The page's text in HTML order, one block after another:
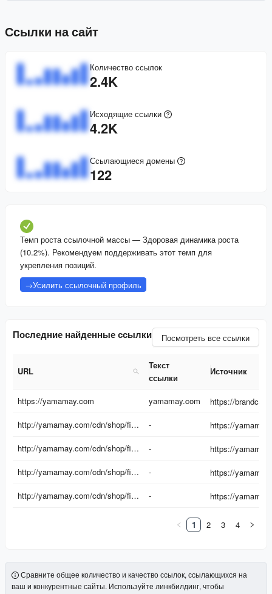
Ссылки на сайт
Количество ссылок
2.4K
Исходящие ссылки
4.2K
Ссылающиеся домены
122
Темп роста ссылочной массы — Здоровая динамика роста
(10.2%). Рекомендуем поддерживать этот темп для
укрепления позиций.
→Усилить ссылочный профиль
Последние найденные ссылки Посмотреть все ссылки
URL
Текст
ссылки
Источник
URL
ссылки
Источник
https://yamamay.com yamamay.com
http://yamamay.com/cdn/shop/files/LSOD191002063_06_3d3d183d-6980-4074-b16c-d92a9f3d9657.jpg?v=1776105628&width=1920 -
http://yamamay.com/cdn/shop/files/IPUD191008109_06_ceb4eef2-cd03-47b3-900a-7f03d5585592.jpg?v=1776156329&width=1920 -
http://yamamay.com/cdn/shop/files/LPBD191005109_06_06b2427a-7a1c-4737-8b6b-3cb4c90f2d6c.jpg?v=1776176923&width=1920 -
http://yamamay.com/cdn/shop/files/LPBD191005109_01_38fc165f-241a-4095-bb15-385e80c189ff.jpg?v=1776176923&width=1920 -
1 2 3 4
Сравните общее количество и качество ссылок, ссылающихся на
ваш и конкурентные сайты. Используйте линкбилдинг, чтобы